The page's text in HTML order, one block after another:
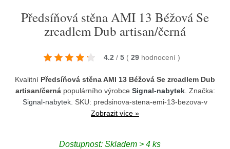
Předsíňová stěna AMI 13 Béžová Se
zrcadlem Dub artisan/černá
4.2 / 5 ( 29 hodnocení )
Kvalitní Předsíňová stěna AMI 13 Béžová Se zrcadlem Dub
artisan/černápopulárního výrobce Signal-nabytek. Značka:
Signal-nabytek . SKU: predsinova-stena-emi-13-bezova-v
Zobrazit více »
Dostupnost: Skladem > 4 ks